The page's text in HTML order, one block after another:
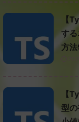
【
す
方
【
型